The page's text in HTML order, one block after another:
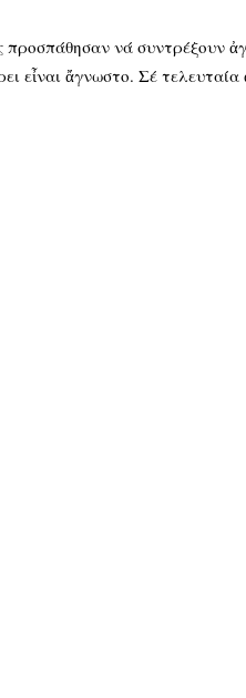
προσπάθησαν νά συντρέξουν
εἶναι ἄγνωστο. Σέ